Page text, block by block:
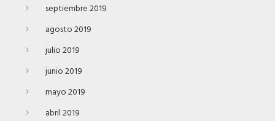
septiembre 2019
agosto 2019
julio 2019
junio 2019
mayo 2019
abril 2019